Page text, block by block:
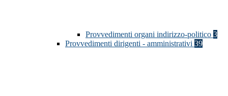
Provvedimenti organi indirizzo-politico 3
Provvedimenti dirigenti - amministrativi 39